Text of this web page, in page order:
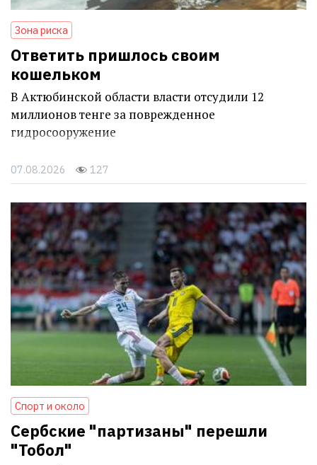
Зона риска
Ответить пришлось своим
кошельком
В Актюбинской области власти отсудили 12
миллионов тенге за поврежденное
гидросооружение
07.08.2026 127
Спорт и около
Сербские "партизаны" перешли
"Тобол"